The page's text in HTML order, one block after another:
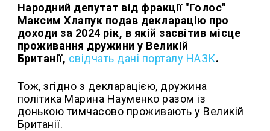
Народний депутат від фракції "Голос"
Максим Хлапук подав декларацію про
доходи за 2024 рік, в якій засвітив місце
проживання дружини у Великій
Британії, свідчать дані порталу НАЗК.
Тож, згідно з декларацією, дружина
політика Марина Науменко разом із
донькою тимчасово проживають у Великій
Британії.